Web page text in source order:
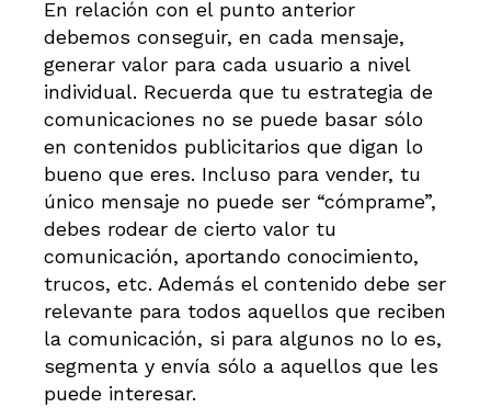
En relación con el punto anterior
debemos conseguir, en cada mensaje,
generar valor para cada usuario a nivel
individual. Recuerda que tu estrategia de
comunicaciones no se puede basar sólo
en contenidos publicitarios que digan lo
bueno que eres. Incluso para vender, tu
único mensaje no puede ser “cómprame”,
debes rodear de cierto valor tu
comunicación, aportando conocimiento,
trucos, etc. Además el contenido debe ser
relevante para todos aquellos que reciben
la comunicación, si para algunos no lo es,
segmenta y envía sólo a aquellos que les
puede interesar.